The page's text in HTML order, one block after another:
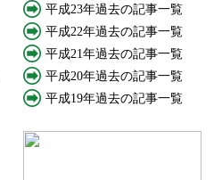
平成23年過去の記事一覧
平成22年過去の記事一覧
平成21年過去の記事一覧
平成20年過去の記事一覧
平成19年過去の記事一覧